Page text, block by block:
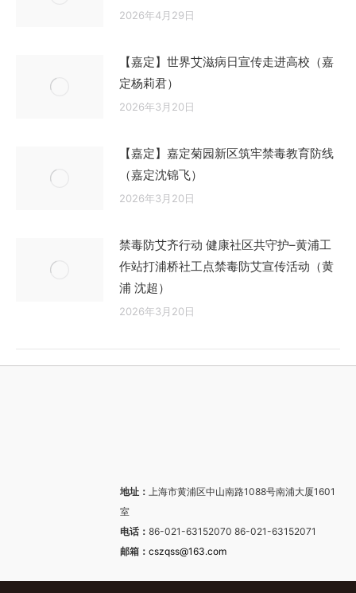
2026年4月29日
【嘉定】世界艾滋病日宣传走进高校（嘉
定杨莉君）
2026年3月20日
【嘉定】嘉定菊园新区筑牢禁毒教育防线
（嘉定沈锦飞）
2026年3月20日
禁毒防艾齐行动 健康社区共守护–黄浦工
作站打浦桥社工点禁毒防艾宣传活动（黄
浦 沈超）
2026年3月20日
地址： 上海市黄浦区中山南路1088号南浦大厦1601
室
电话： 86-021-63152070 86-021-63152071
邮箱： cszqss@163.com